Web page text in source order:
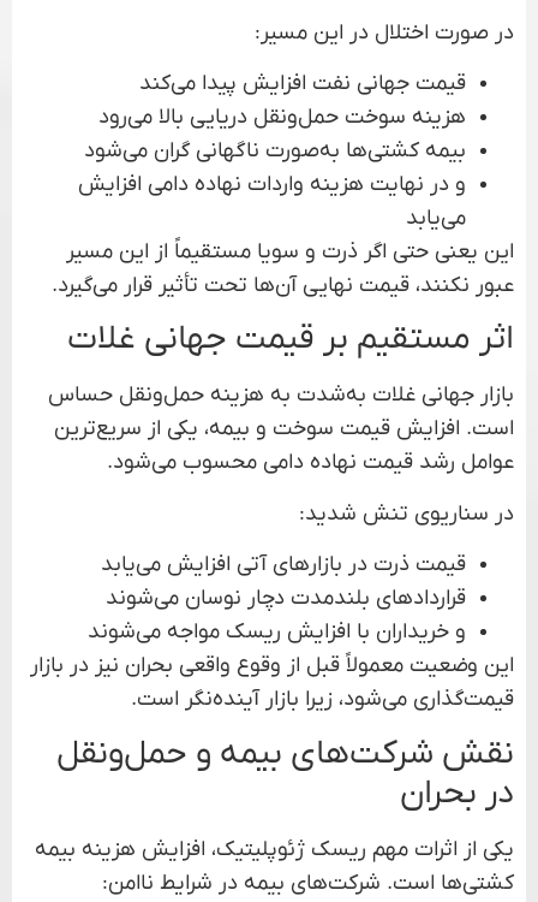
در صورت اختلال در این مسیر:
قیمت جهانی نفت افزایش پیدا می‌کند
هزینه سوخت حمل‌ونقل دریایی بالا می‌رود
بیمه کشتی‌ها به‌صورت ناگهانی گران می‌شود
و در نهایت هزینه واردات نهاده دامی افزایش
می‌یابد
این یعنی حتی اگر ذرت و سویا مستقیماً از این مسیر
عبور نکنند، قیمت نهایی آن‌ها تحت تأثیر قرار می‌گیرد.
اثر مستقیم بر قیمت جهانی غلات
بازار جهانی غلات به‌شدت به هزینه حمل‌ونقل حساس
است. افزایش قیمت سوخت و بیمه، یکی از سریع‌ترین
عوامل رشد قیمت نهاده دامی محسوب می‌شود.
در سناریوی تنش شدید:
قیمت ذرت در بازارهای آتی افزایش می‌یابد
قراردادهای بلندمدت دچار نوسان می‌شوند
و خریداران با افزایش ریسک مواجه می‌شوند
این وضعیت معمولاً قبل از وقوع واقعی بحران نیز در بازار
قیمت‌گذاری می‌شود، زیرا بازار آینده‌نگر است.
نقش شرکت‌های بیمه و حمل‌ونقل
در بحران
یکی از اثرات مهم ریسک ژئوپلیتیک، افزایش هزینه بیمه
کشتی‌ها است. شرکت‌های بیمه در شرایط ناامن: